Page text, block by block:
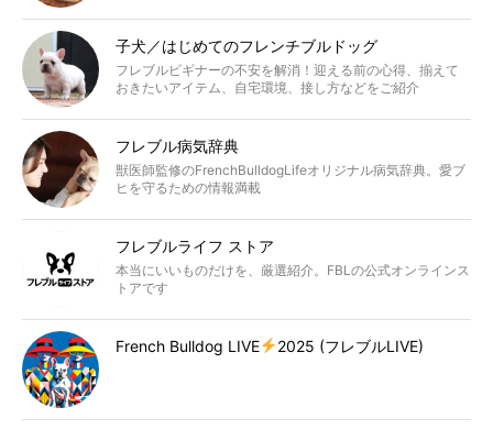
子犬／はじめてのフレンチブルドッグ
フレブルビギナーの不安を解消！迎える前の心得、揃えて
おきたいアイテム、自宅環境、接し方などをご紹介
フレブル病気辞典
獣医師監修のFrenchBulldogLifeオリジナル病気辞典。愛ブ
ヒを守るための情報満載
フレブルライフ ストア
本当にいいものだけを、厳選紹介。FBLの公式オンラインス
トアです
French Bulldog LIVE 2025 (フレブルLIVE)